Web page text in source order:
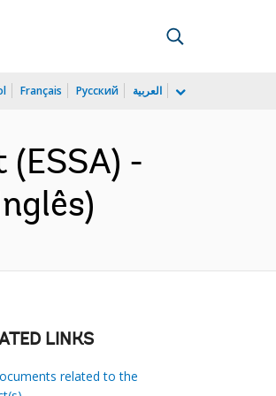
Français Русский العربية
-
LINKS
related to the